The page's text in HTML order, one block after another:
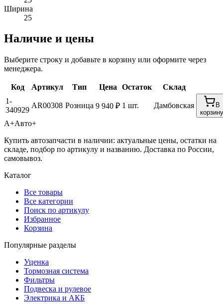
Ширина
25
Наличие и цены
Выберите строку и добавьте в корзину или оформите через
менеджера.
Код Артикул Тип Цена Остаток
Склад
1-
340929
AR00308 Розница 9 940 ₽ 1 шт. Дамбовская
В
корзину
А+Авто+
Купить автозапчасти в наличии: актуальные цены, остатки на
складе, подбор по артикулу и названию. Доставка по России,
самовывоз.
Каталог
Все товары
Все категории
Поиск по артикулу
Избранное
Корзина
Популярные разделы
Уценка
Тормозная система
Фильтры
Подвеска и рулевое
Электрика и АКБ